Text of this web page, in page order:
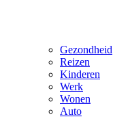
Gezondheid
Reizen
Kinderen
Werk
Wonen
Auto